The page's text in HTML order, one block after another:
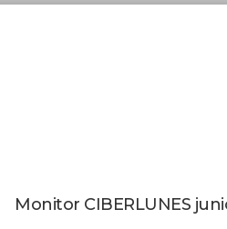
Monitor CIBERLUNES